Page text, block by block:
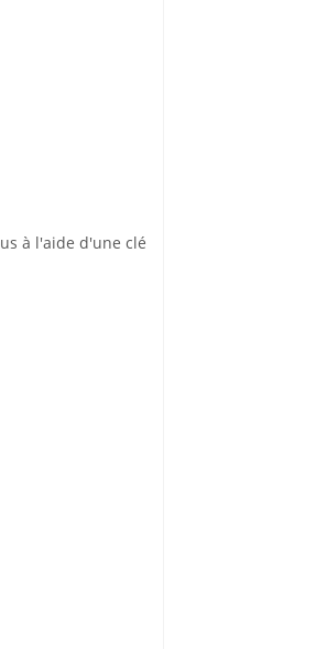
à l'aide d'une clé